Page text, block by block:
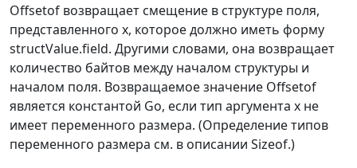
Offsetof возвращает смещение в структуре поля,
представленного x, которое должно иметь форму
structValue.field. Другими словами, она возвращает
количество байтов между началом структуры и
началом поля. Возвращаемое значение Offsetof
является константой Go, если тип аргумента x не
имеет переменного размера. (Определение типов
переменного размера см. в описании Sizeof.)